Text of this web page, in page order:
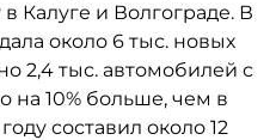
Калуге и Волгограде. В
около 6 тыс. новых
2,4 тыс. автомобилей с
на 10% больше, чем в
составил около 12